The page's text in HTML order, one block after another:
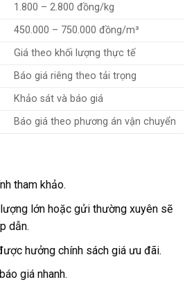
1.800 – 2.800 đồng/kg
450.000 – 750.000 đồng/m³
Giá theo khối lượng thực tế
Báo giá riêng theo tải trọng
Khảo sát và báo giá
Báo giá theo phương án vận chuyển
tham khảo.
lớn hoặc gửi thường xuyên sẽ
dẫn.
hưởng chính sách giá ưu đãi.
giá nhanh.